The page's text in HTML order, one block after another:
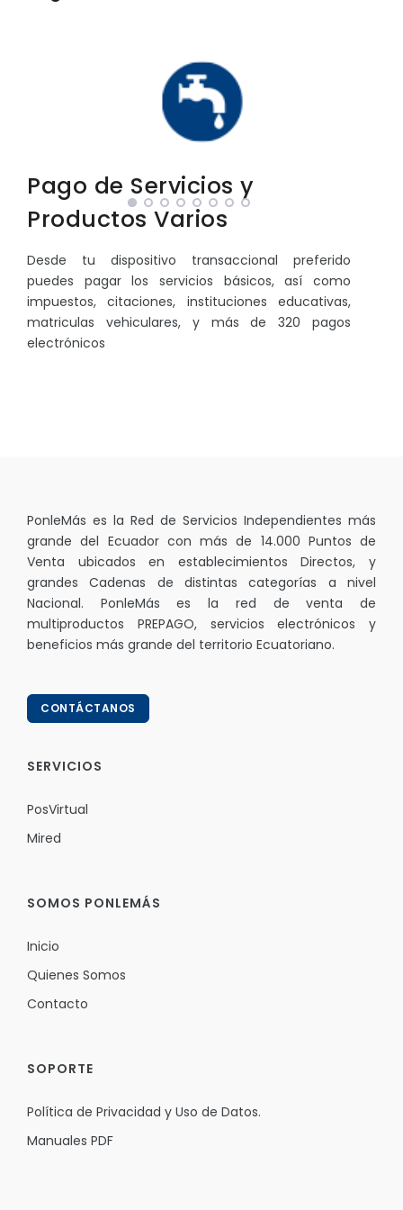
Pago de Servicios y
Productos Varios
Desde tu dispositivo transaccional preferido
puedes pagar los servicios básicos, así como
impuestos, citaciones, instituciones educativas,
matriculas vehiculares, y más de 320 pagos
electrónicos
PonleMás es la Red de Servicios Independientes más
grande del Ecuador con más de 14.000 Puntos de
Venta ubicados en establecimientos Directos, y
grandes Cadenas de distintas categorías a nivel
Nacional. PonleMás es la red de venta de
multiproductos PREPAGO, servicios electrónicos y
beneficios más grande del territorio Ecuatoriano.
CONTÁCTANOS
SERVICIOS
PosVirtual
Mired
SOMOS PONLEMÁS
Inicio
Quienes Somos
Contacto
SOPORTE
Política de Privacidad y Uso de Datos.
Manuales PDF